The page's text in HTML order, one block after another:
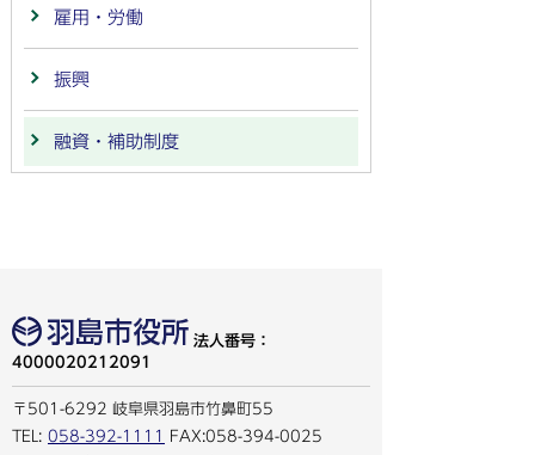
雇用・労働
振興
融資・補助制度
法人番号：
4000020212091
〒501-6292 岐阜県羽島市竹鼻町55
TEL: 058-392-1111
FAX:058-394-0025